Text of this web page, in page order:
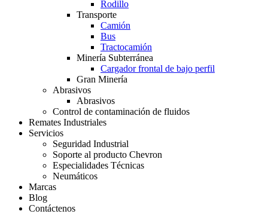
Rodillo
Transporte
Camión
Bus
Tractocamión
Minería Subterránea
Cargador frontal de bajo perfil
Gran Minería
Abrasivos
Abrasivos
Control de contaminación de fluidos
Remates Industriales
Servicios
Seguridad Industrial
Soporte al producto Chevron
Especialidades Técnicas
Neumáticos
Marcas
Blog
Contáctenos